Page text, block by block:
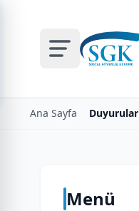
Ana Sayfa Duyurular
Menü